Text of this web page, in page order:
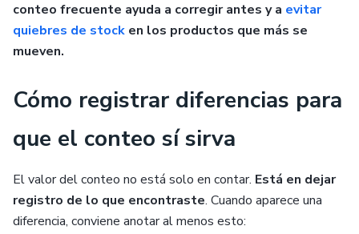
conteo frecuente ayuda a corregir antes y a evitar
quiebres de stock en los productos que más se
mueven.
Cómo registrar diferencias para
que el conteo sí sirva
El valor del conteo no está solo en contar. Está en dejar
registro de lo que encontraste. Cuando aparece una
diferencia, conviene anotar al menos esto: